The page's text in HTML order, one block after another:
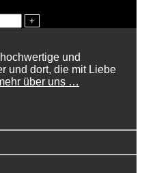
und
und dort, die mit Liebe
über uns …